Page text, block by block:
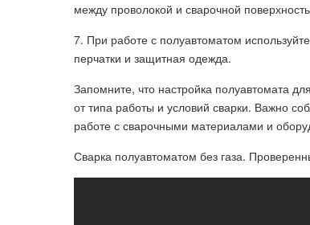
между проволокой и сварочной
7. При работе с полуавтоматом
перчатки и защитная одежда.
Запомните, что настройка полуавтомата
от типа работы и условий сварки. Важно
работе с сварочными материалами и
Сварка полуавтоматом без газа.